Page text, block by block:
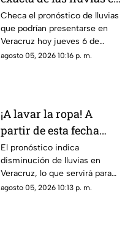
el estado de Veracruz
hoy 6 de agosto de 2026
Checa el pronóstico de lluvias
que podrían presentarse en
Veracruz hoy jueves 6 de
agosto de 2026, así como la
agosto 05, 2026 10:16 p. m.
¡A lavar la ropa! A
partir de esta fecha
disminuyen las lluvias
en Veracruz
El pronóstico indica
disminución de lluvias en
Veracruz, lo que servirá para
que muchos aprovechen a
agosto 05, 2026 10:13 p. m.